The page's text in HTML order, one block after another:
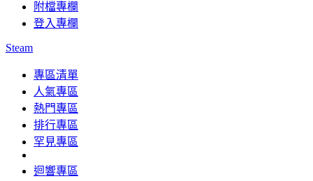
附檔專欄
登入專欄
Steam
專區清單
人氣專區
熱門專區
排行專區
罕見專區
迴響專區